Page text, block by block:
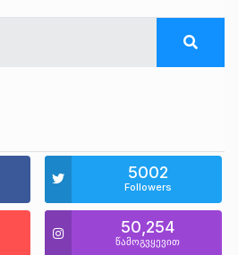
5002
Followers
50,254
წამოგვყევით